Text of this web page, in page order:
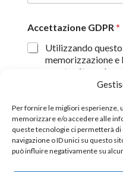
Per fornire le migliori esperienze,
memorizzare e/o accedere alle
queste tecnologie ci permetterà
navigazione o ID unici su questo
può influire negativamente su
Accettazione GDPR*
Utilizzando
memorizzazione e
questo sito web.
Proseguendo, dichiaro di
Invia